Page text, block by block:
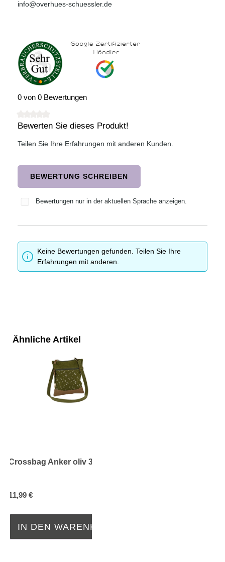
info@overhues-schuessler.de
0 von 0 Bewertungen
Durchschnittliche Bewertung von 0 von 5 Sternen
Bewerten Sie dieses Produkt!
Teilen Sie Ihre Erfahrungen mit anderen Kunden.
BEWERTUNG SCHREIBEN
Bewertungen nur in der aktuellen Sprache anzeigen.
Keine Bewertungen gefunden. Teilen Sie Ihre
Erfahrungen mit anderen.
Ähnliche Artikel
Crossbag Anker oliv 315
11,99 €
IN DEN WARENKORB